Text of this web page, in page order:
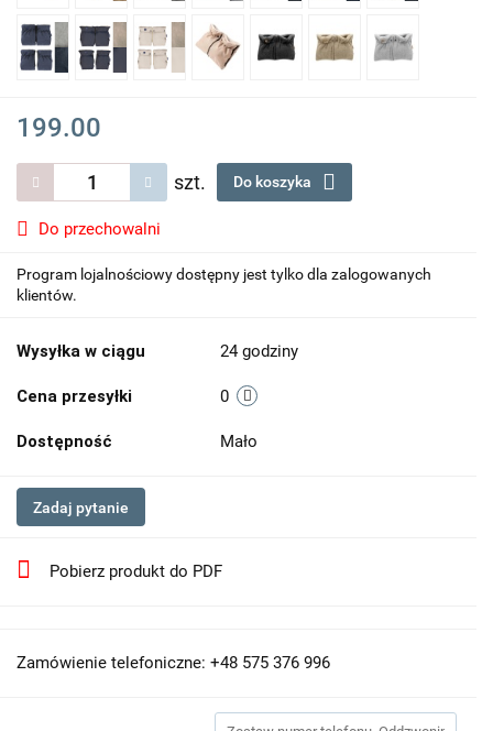
199.00
szt. Do koszyka
Do przechowalni
Program lojalnościowy dostępny jest tylko dla zalogowanych
klientów.
Wysyłka w ciągu 24 godziny
Cena przesyłki 0
Dostępność Mało
Zadaj pytanie
Pobierz produkt do PDF
Zamówienie telefoniczne: +48 575 376 996